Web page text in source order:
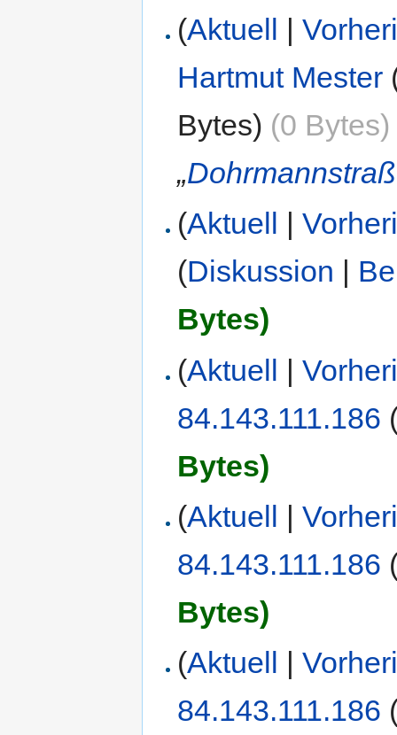
(Aktuell |
Hartmut Mester
Bytes) (0 Bytes)
„
(Aktuell |
(Diskussion |
Bytes)
(Aktuell |
84.143.111.186
Bytes)
(Aktuell |
84.143.111.186
Bytes)
(Aktuell |
84.143.111.186